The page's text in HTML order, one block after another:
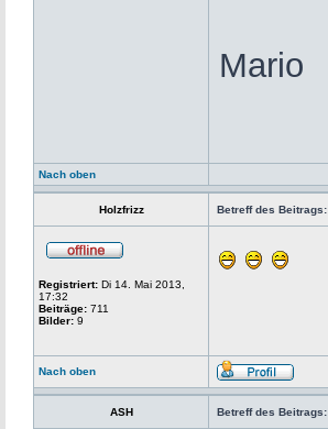
Mario
Nach oben
Holzfrizz Betreff des Beitrags:
Registriert: Di 14. Mai 2013,
17:32
Beiträge: 711
Bilder: 9
Nach oben
ASH Betreff des Beitrags: